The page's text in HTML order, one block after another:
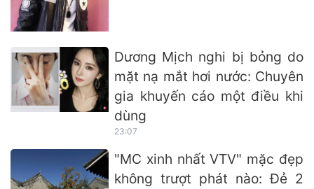
Dương Mịch nghi bị bỏng do
mặt nạ mắt hơi nước: Chuyên
gia khuyến cáo một điều khi
dùng
23:07
"MC xinh nhất VTV" mặc đẹp
không trượt phát nào: Đẻ 2